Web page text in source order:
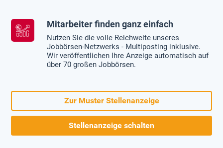
Mitarbeiter finden ganz einfach
Nutzen Sie die volle Reichweite unseres
Jobbörsen-Netzwerks - Multiposting inklusive.
Wir veröffentlichen Ihre Anzeige automatisch auf
über 70 großen Jobbörsen.
Zur Muster Stellenanzeige
Stellenanzeige schalten